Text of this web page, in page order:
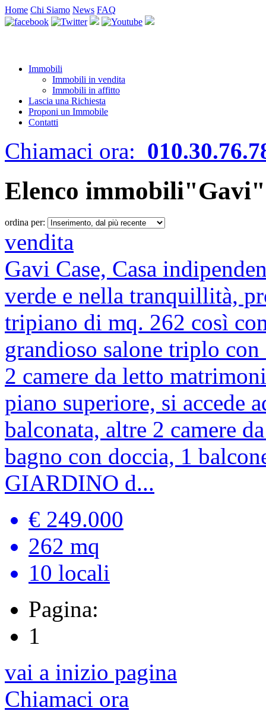
Home Chi Siamo News FAQ
Immobili
Immobili in vendita
Immobili in affitto
Lascia una Richiesta
Proponi un Immobile
Contatti
Chiamaci ora:
Elenco immobili"Gavi"
ordina per:
vendita
Gavi Case, Casa
verde e nella tranquillità,
tripiano di mq. 262 così
grandioso salone triplo
2 camere da letto
piano superiore, si accede
balconata, altre 2 camere
bagno con doccia, 1
GIARDINO d...
€ 249.000
262 mq
10 locali
Pagina:
1
vai a inizio pagina
Chiamaci ora